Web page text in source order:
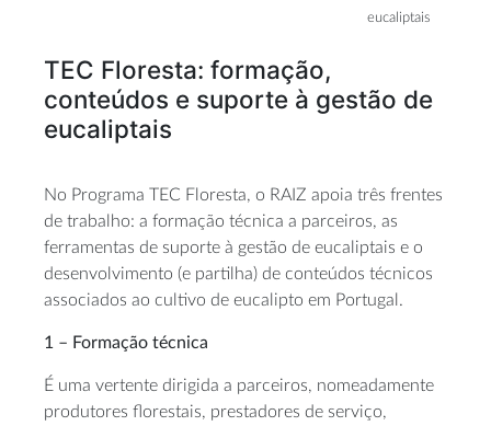
eucaliptais
TEC Floresta: formação,
conteúdos e suporte à gestão de
eucaliptais
No Programa TEC Floresta, o RAIZ apoia três frentes
de trabalho: a formação técnica a parceiros, as
ferramentas de suporte à gestão de eucaliptais e o
desenvolvimento (e partilha) de conteúdos técnicos
associados ao cultivo de eucalipto em Portugal.
1 – Formação técnica
É uma vertente dirigida a parceiros, nomeadamente
produtores florestais, prestadores de serviço,